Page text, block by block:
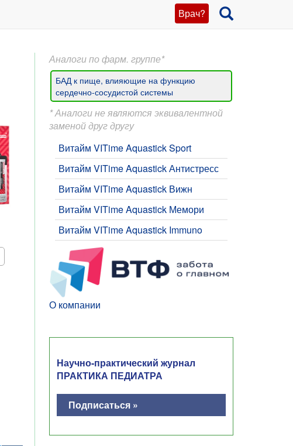
Врач?
Аналоги по фарм. группе*
БАД к пище, влияющие на функцию
сердечно-сосудистой системы
* Аналоги не являются эквивалентной
заменой друг другу
Витайм VITime Aquastick Sport
Витайм VITime Aquastick Антистресс
Витайм VITime Aquastick Вижн
Витайм VITime Aquastick Мемори
​Витайм VITime Aquastick Immuno
О компании
Научно-практический журнал
ПРАКТИКА ПЕДИАТРА
Подписаться »